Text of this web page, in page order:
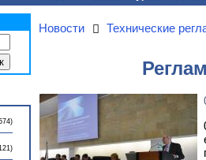
Новости Технические